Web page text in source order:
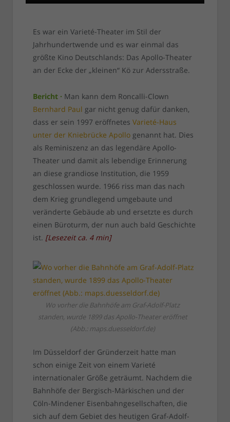
Es war ein Varieté-Theater im Stil der
Jahrhundertwende und es war einmal das
größte Kino Deutschlands: Das Apollo-Theater
an der Ecke der „kleinen“ Kö zur Adersstraße.
Bericht · Man kann dem Roncalli-Clown
Bernhard Paul gar nicht genug dafür danken,
dass er sein 1997 eröffnetes Varieté-Haus
unter der Kniebrücke Apollogenannt hat. Dies
als Reminiszenz an das legendäre Apollo-
Theater und damit als lebendige Erinnerung
an diese grandiose Institution, die 1959
geschlossen wurde. 1966 riss man das nach
dem Krieg grundlegend umgebaute und
veränderte Gebäude ab und ersetzte es durch
einen Büroturm, der nun auch bald Geschichte
ist. [Lesezeit ca. 4 min]
Wo vorher die Bahnhöfe am Graf-Adolf-Platz
standen, wurde 1899 das Apollo-Theater eröffnet
(Abb.: maps.duesseldorf.de)
Im Düsseldorf der Gründerzeit hatte man
schon einige Zeit von einem Varieté
internationaler Größe geträumt. Nachdem die
Bahnhöfe der Bergisch-Märkischen und der
Cöln-Mindener Eisenbahngesellschaften, die
sich auf dem Gebiet des heutigen Graf-Adolf-